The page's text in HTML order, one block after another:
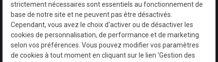
strictement nécessaires sont essentiels au fonctionnement de
base de notre site et ne peuvent pas être désactivés.
Cependant, vous avez le choix d'activer ou de désactiver les
cookies de personnalisation, de performance et de marketing
selon vos préférences. Vous pouvez modifier vos paramètres
de cookies à tout moment en cliquant sur le lien 'Gestion des